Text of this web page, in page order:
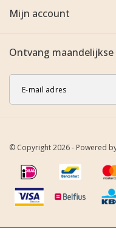
Mijn account
Ontvang maandelijkse
© Copyright 2026 - Powered